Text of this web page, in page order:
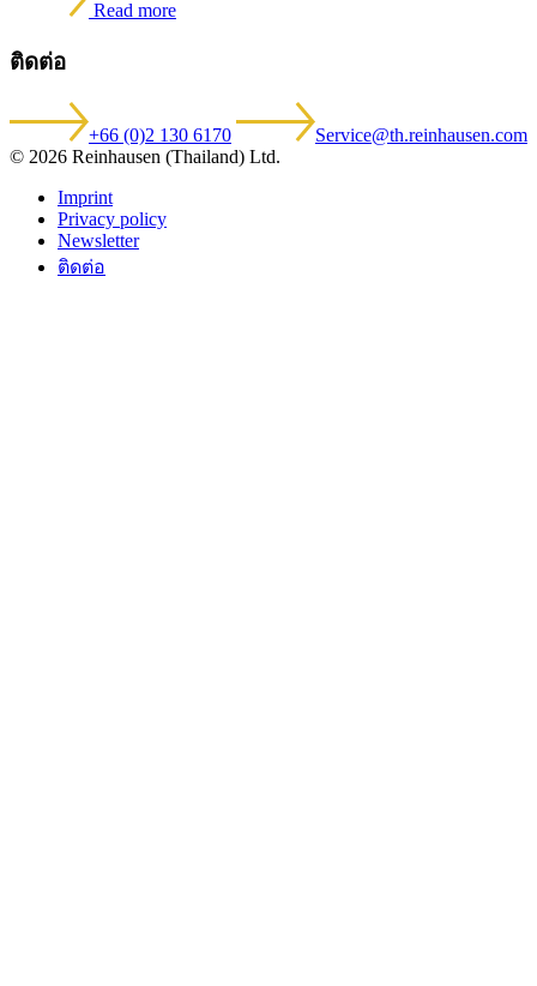
Read more
ติดต่อ
+66 (0)2 130 6170
Service@th.reinhausen.com
© 2026 Reinhausen (Thailand) Ltd.
Imprint
Privacy policy
Newsletter
ติดต่อ